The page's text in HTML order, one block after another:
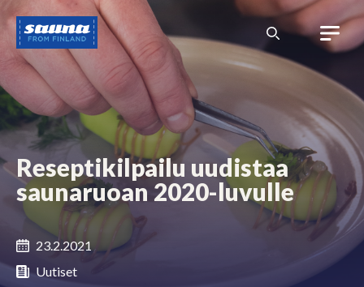
sisältöön
Sauna
from
Finland
Reseptikilpailu uudistaa
saunaruoan 2020-luvulle
23.2.2021
Uutiset